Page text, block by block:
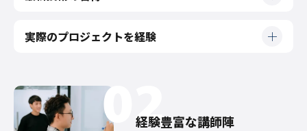
実際のプロジェクトを経験
経験豊富な講師陣